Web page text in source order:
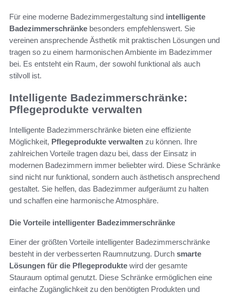
Für eine moderne Badezimmergestaltung sind intelligente
Badezimmerschränke besonders empfehlenswert. Sie
vereinen ansprechende Ästhetik mit praktischen Lösungen und
tragen so zu einem harmonischen Ambiente im Badezimmer
bei. Es entsteht ein Raum, der sowohl funktional als auch
stilvoll ist.
Intelligente Badezimmerschränke:
Pflegeprodukte verwalten
Intelligente Badezimmerschränke bieten eine effiziente
Möglichkeit, Pflegeprodukte verwalten zu können. Ihre
zahlreichen Vorteile tragen dazu bei, dass der Einsatz in
modernen Badezimmern immer beliebter wird. Diese Schränke
sind nicht nur funktional, sondern auch ästhetisch ansprechend
gestaltet. Sie helfen, das Badezimmer aufgeräumt zu halten
und schaffen eine harmonische Atmosphäre.
Die Vorteile intelligenter Badezimmerschränke
Einer der größten Vorteile intelligenter Badezimmerschränke
besteht in der verbesserten Raumnutzung. Durch smarte
Lösungen für die Pflegeprodukte wird der gesamte
Stauraum optimal genutzt. Diese Schränke ermöglichen eine
einfache Zugänglichkeit zu den benötigten Produkten und